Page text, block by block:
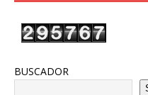
BUSCADOR